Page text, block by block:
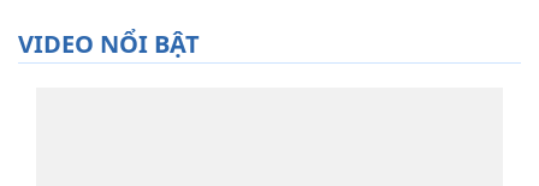
VIDEO NỔI BẬT